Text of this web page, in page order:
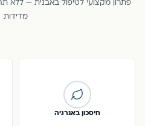
פתרון מקצועי לטיפול באבנית — ללא
מדידות
חיסכון באנרגיה